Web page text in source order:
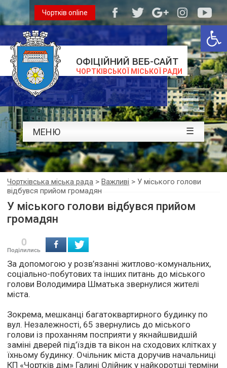
ОФІЦІЙНИЙ ВЕБ-САЙТ
ЧОРТКІВСЬКОЇ МІСЬКОЇ РАДИ
Чортків online
МЕНЮ ☰
Чортківська міська рада >Важливі > У міського голови
відбувся прийом громадян
У міського голови відбувся прийом
громадян
0
Поділились
За допомогою у розв’язанні житлово-комунальних,
соціально-побутових та інших питань до міського
голови Володимира Шматька звернулися жителі
міста.
Зокрема, мешканці багатоквартирного будинку по
вул. Незалежності, 65 звернулись до міського
голови із проханням посприяти у якнайшвидшій
заміні дверей під’їздів та вікон на сходових клітках у
їхньому будинку. Очільник міста доручив начальниці
КП «Чортків дім» Галині Олійник у найкоротші терміни